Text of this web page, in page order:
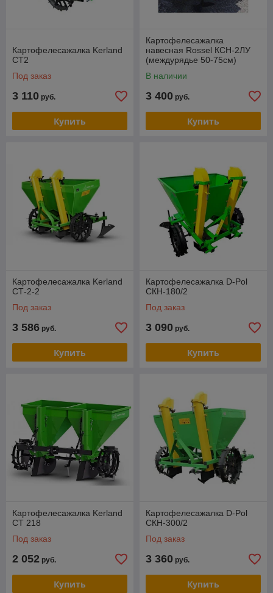
Картофелесажалка Kerland
СТ2
Под заказ
3 110 руб.
Купить
Картофелесажалка
навесная Rossel КСН-2ЛУ
(междурядье 50-75см)
В наличии
3 400 руб.
Купить
Картофелесажалка Kerland
СТ-2-2
Под заказ
3 586 руб.
Купить
Картофелесажалка D-Pol
СКН-180/2
Под заказ
3 090 руб.
Купить
Картофелесажалка Kerland
CT 218
Под заказ
2 052 руб.
Купить
Картофелесажалка D-Pol
СКН-300/2
Под заказ
3 360 руб.
Купить